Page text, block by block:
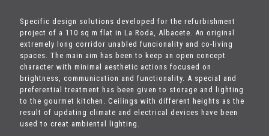
Specific design solutions developed for the refurbishment
project of a 110 sq m flat in La Roda, Albacete. An original
extremely long corridor unabled funcionality and co-living
spaces. The main aim has been to keep an open concept
character with minimal aesthetic actions focused on
brightness, communication and functionality. A special and
preferential treatment has been given to storage and lighting
to the gourmet kitchen. Ceilings with different heights as the
result of updating climate and electrical devices have been
used to creat ambiental lighting.